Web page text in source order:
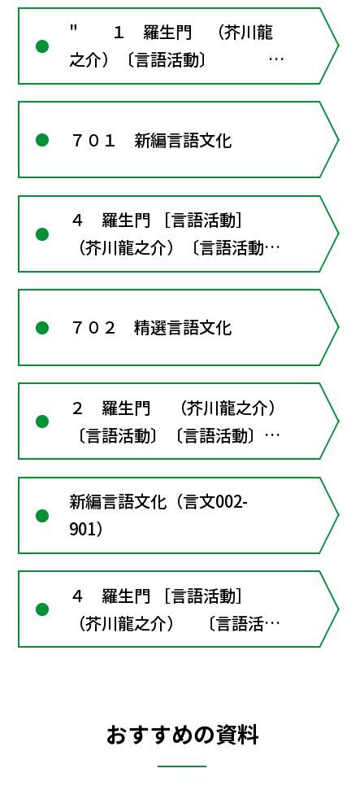
" １ 羅生門 （芥川龍
之介）〔言語活動〕
〔言語活動〕翻案作品を原作
７０１ 新編言語文化
４ 羅生門 ［言語活動］
（芥川龍之介）〔言語活動〕
元になった古典作品と読み比
７０２ 精選言語文化
２ 羅生門 （芥川龍之介）
〔言語活動〕〔言語活動〕翻
案作品を原作と読み比べる
新編言語文化（言文002-
901）
４ 羅生門 ［言語活動］
（芥川龍之介） 〔言語活
動〕元になった古典作品と読
おすすめの資料